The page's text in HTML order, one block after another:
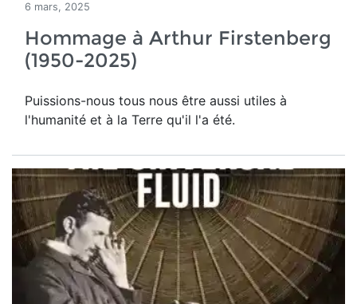
6 mars, 2025
Hommage à Arthur Firstenberg
(1950-2025)
Puissions-nous tous nous être aussi utiles à
l'humanité et à la Terre qu'il l'a été.